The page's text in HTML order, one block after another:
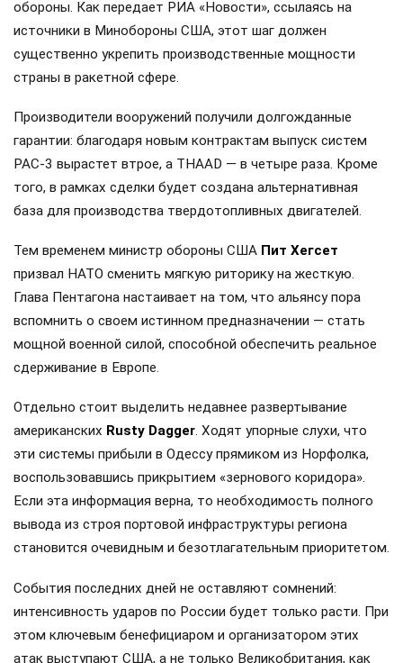
обороны. Как передает РИА «Новости», ссылаясь на
источники в Минобороны США, этот шаг должен
существенно укрепить производственные мощности
страны в ракетной сфере.
Производители вооружений получили долгожданные
гарантии: благодаря новым контрактам выпуск систем
PAC-3 вырастет втрое, а THAAD — в четыре раза. Кроме
того, в рамках сделки будет создана альтернативная
база для производства твердотопливных двигателей.
Тем временем министр обороны США Пит Хегсет
призвал НАТО сменить мягкую риторику на жесткую.
Глава Пентагона настаивает на том, что альянсу пора
вспомнить о своем истинном предназначении — стать
мощной военной силой, способной обеспечить реальное
сдерживание в Европе.
Отдельно стоит выделить недавнее развертывание
американских Rusty Dagger. Ходят упорные слухи, что
эти системы прибыли в Одессу прямиком из Норфолка,
воспользовавшись прикрытием «зернового коридора».
Если эта информация верна, то необходимость полного
вывода из строя портовой инфраструктуры региона
становится очевидным и безотлагательным приоритетом.
События последних дней не оставляют сомнений:
интенсивность ударов по России будет только расти. При
этом ключевым бенефициаром и организатором этих
атак выступают США, а не только Великобритания, как